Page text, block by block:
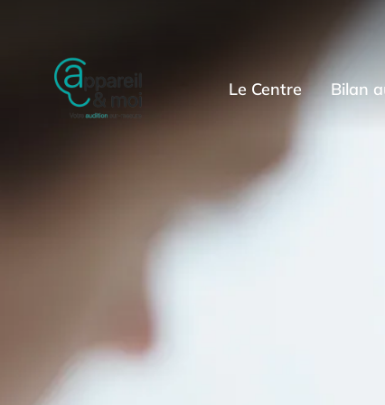
Le Centre Bilan